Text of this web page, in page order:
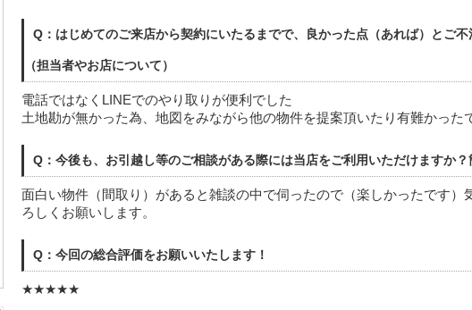
Q：はじめてのご来店から契約にいたるまでで、良かった点（あれば）とご不
（担当者やお店について）
電話ではなくLINEでのやり取りが便利でした
土地勘が無かった為、地図をみながら他の物件を提案頂いたり有難かった
Q：今後も、お引越し等のご相談がある際には当店をご利用いただけますか？
面白い物件（間取り）があると雑談の中で伺ったので（楽しかったです）
ろしくお願いします。
Q：今回の総合評価をお願いいたします！
★★★★★